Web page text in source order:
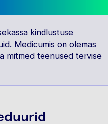
kindlustuse
Medicumis on olemas
mitmed teenused tervise